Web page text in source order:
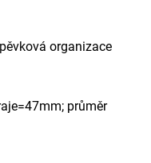
organizace
průměr